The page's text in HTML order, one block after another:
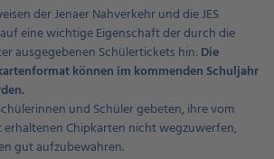
der Jenaer Nahverkehr und die JES
eine wichtige Eigenschaft der durch die
ausgegebenen Schülertickets hin: Die
können im kommenden Schuljahr
und Schüler gebeten, ihre vom
Chipkarten nicht wegzuwerfen,
gut aufzubewahren.